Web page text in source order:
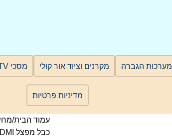
מערכות הגברה מקרנים וציוד אור קולי מסכי TV ומסכים מקצועיים
מדיניות פרטיות
עמוד הבית
כבל מפצל HDMI זכר לשתי נקבות